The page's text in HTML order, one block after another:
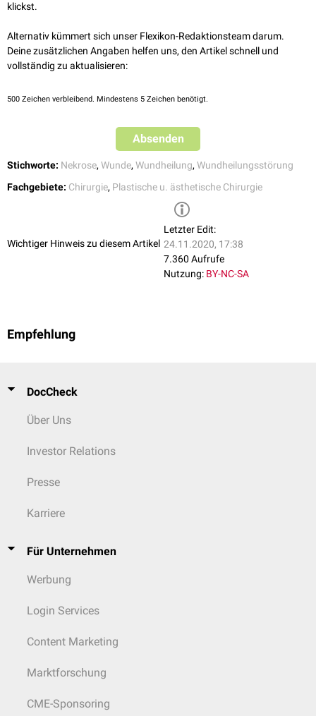
klickst.
Alternativ kümmert sich unser Flexikon-Redaktionsteam darum.
Deine zusätzlichen Angaben helfen uns, den Artikel schnell und
vollständig zu aktualisieren:
500 Zeichen verbleibend. Mindestens 5 Zeichen benötigt.
Absenden
Stichworte: Nekrose, Wunde, Wundheilung, Wundheilungsstörung
Fachgebiete: Chirurgie, Plastische u. ästhetische Chirurgie
Wichtiger Hinweis zu diesem Artikel
Letzter Edit:
24.11.2020, 17:38
7.360 Aufrufe
Nutzung: BY-NC-SA
Empfehlung
DocCheck
Über Uns
Investor Relations
Presse
Karriere
Für Unternehmen
Werbung
Login Services
Content Marketing
Marktforschung
CME-Sponsoring